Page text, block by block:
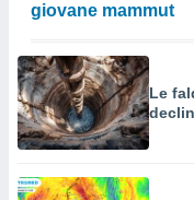
giovane mammut
Le